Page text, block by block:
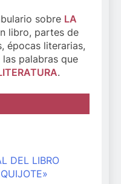
sobre LA
libro, partes de
épocas literarias,
palabras que
.
DEL LIBRO